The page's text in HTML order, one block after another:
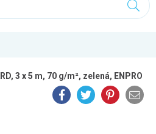
3 x 5 m, 70 g/m², zelená, ENPRO